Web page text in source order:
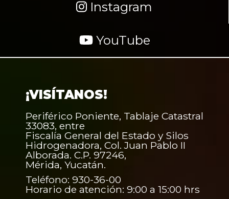
Instagram
YouTube
¡VISÍTANOS!
Periférico Poniente, Tablaje Catastral
33083, entre
Fiscalía General del Estado y Silos
Hidrogenadora, Col. Juan Pablo II
Alborada. C.P. 97246,
Mérida, Yucatán.
Teléfono: 930-36-00
Horario de atención: 9:00 a 15:00 hrs